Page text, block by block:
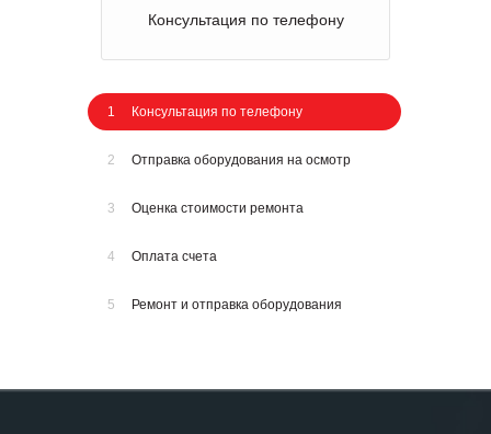
Консультация по телефону
1 Консультация по телефону
2 Отправка оборудования на осмотр
3 Оценка стоимости ремонта
4 Оплата счета
5 Ремонт и отправка оборудования